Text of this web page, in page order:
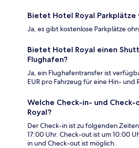
Bietet Hotel Royal Parkplätze
Ja, es gibt kostenlose Parkplätze
Bietet Hotel Royal einen
Flughafen?
Ja, ein Flughafentransfer ist
EUR pro Fahrzeug für eine Hin- und
Welche Check-in- und
Royal?
Der Check-in ist zu folgenden
17:00 Uhr. Check-out ist um 10:00
in und Check-out ist möglich.